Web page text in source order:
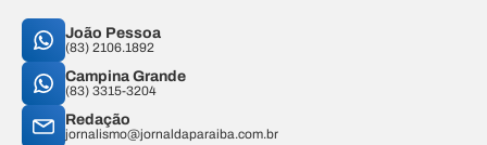
João Pessoa
(83) 2106.1892
Campina Grande
(83) 3315-3204
Redação
jornalismo@jornaldaparaiba.com.br